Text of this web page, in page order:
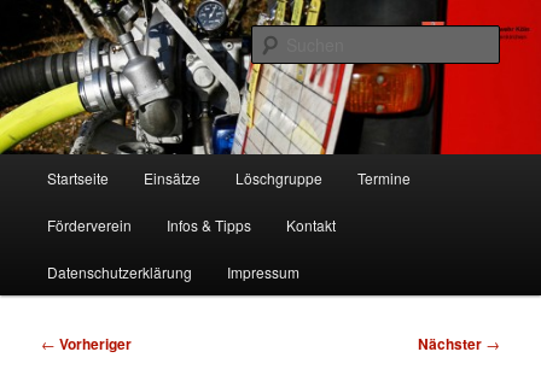
Zum
primären
Inhalt
springenFF Köln, LG RD
Freiwillige Feuerwehr Köln, Löschgruppe Rodenkirchen
Startseite Einsätze Löschgruppe Termine
Förderverein Infos & Tipps Kontakt
Datenschutzerklärung Impressum
Beitragsnavigation
← Vorheriger Nächster →